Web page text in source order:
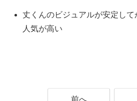
丈くんのビジュアルが安定し
人気が高い
前へ